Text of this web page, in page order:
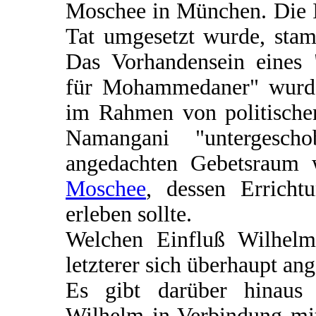
Moschee in München.
Tat umgesetzt wurde,
Das Vorhandensein eines
für Mohammedaner"
im Rahmen von
Namangani
angedachten
Moschee, dessen
erleben sollte.
Welchen Einfluß
letzterer sich überhaupt
Es gibt darüber hinaus